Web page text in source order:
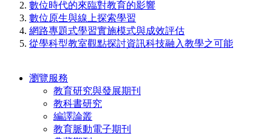
數位時代的來臨對教育的影響
數位原生與線上探索學習
網路專題式學習實施模式與成效評估
從學科型教室觀點探討資訊科技融入教學之可能
瀏覽服務
教育研究與發展期刊
教科書研究
編譯論叢
教育脈動電子期刊